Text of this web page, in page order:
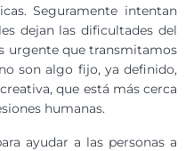
Seguramente intentan
dejan las dificultades del
urgente que transmitamos
son algo fijo, ya definido,
que está más cerca
humanas.
ayudar a las personas a